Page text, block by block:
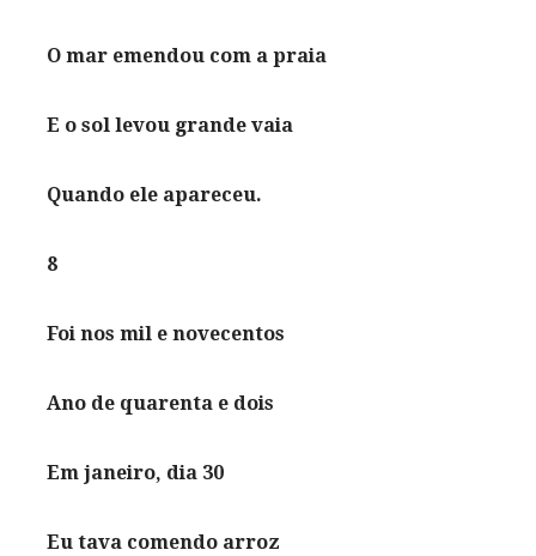
O mar emendou com a praia
E o sol levou grande vaia
Quando ele apareceu.
8
Foi nos mil e novecentos
Ano de quarenta e dois
Em janeiro, dia 30
Eu tava comendo arroz